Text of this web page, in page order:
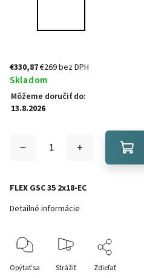
€330,87€269 bez DPH
Skladom
Môžeme doručiť do:
13.8.2026
FLEX GSC 35 2x18-EC
Detailné informácie
Opýtať sa Strážiť Zdieľať